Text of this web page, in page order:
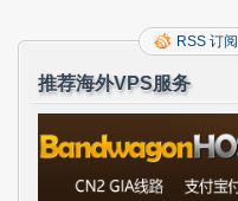
RSS 订阅
推荐海外VPS服务